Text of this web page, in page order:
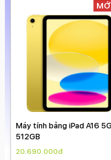
Máy tính bảng iPad A16
128GB
12.890.000đ